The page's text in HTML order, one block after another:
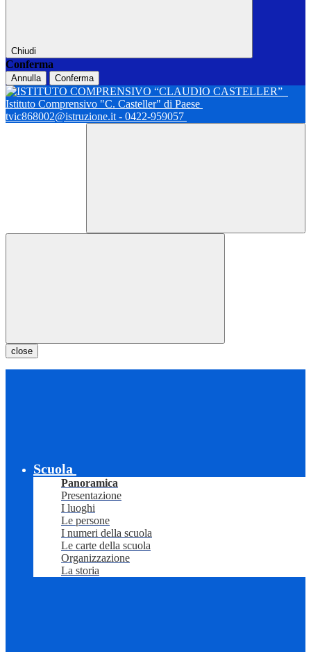
Chiudi
Conferma
Annulla Conferma
Istituto Comprensivo "C. Casteller" di Paese
tvic868002@istruzione.it - 0422-959057
close
Scuola
Panoramica
Presentazione
I luoghi
Le persone
I numeri della scuola
Le carte della scuola
Organizzazione
La storia